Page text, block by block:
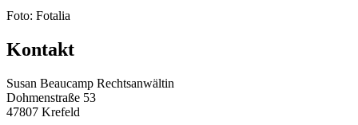
Foto: Fotalia
Kontakt
Susan Beaucamp Rechtsanwältin
Dohmenstraße 53
47807 Krefeld